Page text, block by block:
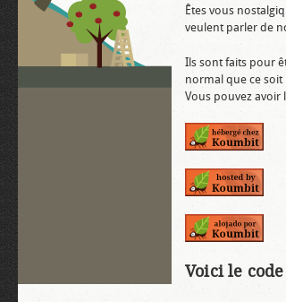
Êtes vous
veulent parler de
Ils sont faits pour
normal que ce soit
Vous pouvez avoir
Voici le